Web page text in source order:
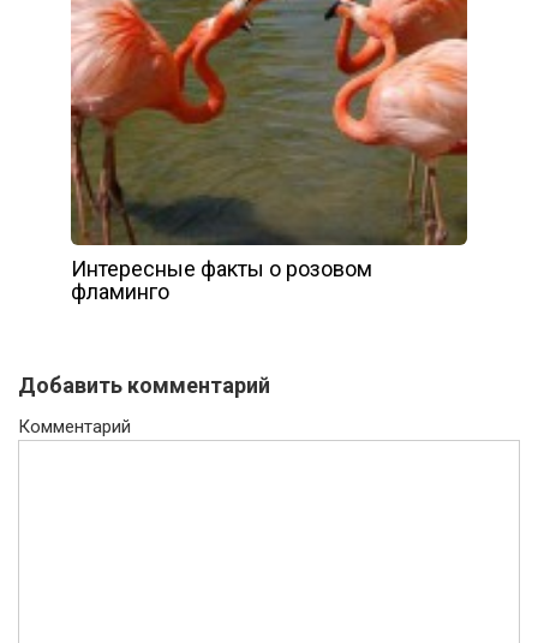
Интересные факты о розовом
фламинго
Добавить комментарий
Комментарий